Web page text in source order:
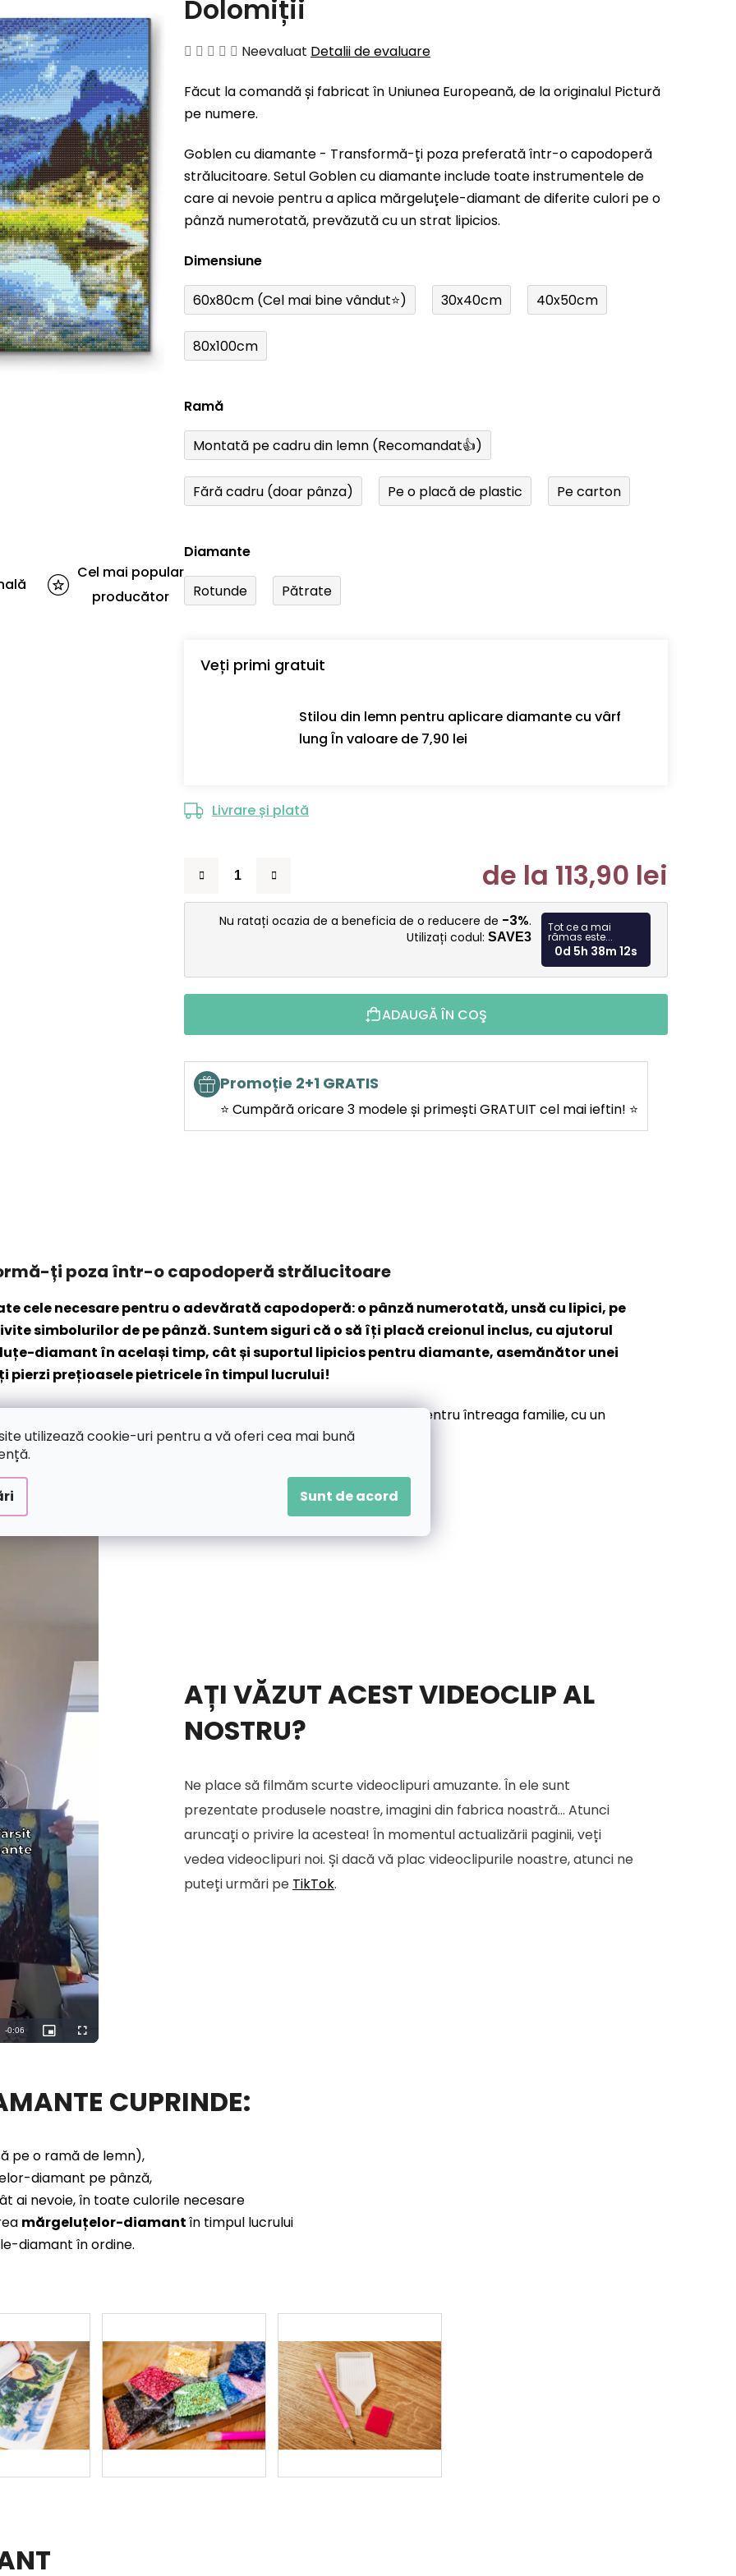
utilizează cookie-uri pentru a vă oferi cea mai bună
Sunt de acord
Dolomiții
Evaluarea
a
produsului
0,0
din
5
stele.
Neevaluat Detalii de evaluare
Făcut la comandă și fabricat în Uniunea Europeană, de la originalul Pictură
pe numere.
Goblen cu diamante - Transformă-ți poza preferată într-o capodoperă
strălucitoare. SetulGoblen cu diamante include toate instrumentele de
care ai nevoie pentru a aplica mărgeluțele-diamant de diferite culori pe o
pânză numerotată, prevăzută cu un strat lipicios.
Dimensiune
60x80cm (Cel mai bine vândut⭐) 30x40cm 40x50cm
80x100cm
Ramă
Montată pe cadru din lemn (Recomandat👍)
Fără cadru (doar pânza) Pe o placă de plastic Pe carton
Diamante
Rotunde Pătrate
Veți primi gratuit
Stilou din lemn pentru aplicare diamante cu vârf
lung În valoare de 7,90 lei
Livrare și plată
de la 113,90 lei
Evaluare
Nu ratați ocazia de a beneficia de o reducere de -3%.
Utilizați codul: SAVE3
Tot ce a mai
rămas este...
0d 5h 38m 10s
ADAUGĂ ÎN COŞ
Promoție 2+1 GRATIS
⭐ Cumpără oricare 3 modele și primești GRATUIT cel mai ieftin! ⭐
Cel mai popular
producător
ți poza într-o capodoperă strălucitoare
cele necesare pentru o adevărată capodoperă: o pânză numerotată, unsă cu lipici, pe
simbolurilor de pe pânză. Suntem siguri că o să îți placă creionul inclus, cu ajutorul
diamant în același timp, cât și suportul lipicios pentru diamante, asemănător unei
pierzi prețioasele pietricele în timpul lucrului!
nu. Este un cadou perfect, un hobby relaxant sau o activitate pentru întreaga familie, cu un
Remaining
-0:04
Picture-
in-
Fullscreen
AȚI VĂZUT ACEST VIDEOCLIP AL
NOSTRU?
Ne place să filmăm scurte videoclipuri amuzante. În ele sunt
prezentate produsele noastre, imagini din fabrica noastră... Atunci
aruncați o privire la acestea! În momentul actualizării paginii, veți
vedea videoclipuri noi. Și dacă vă plac videoclipurile noastre, atunci ne
puteți urmări pe TikTok.
CUPRINDE:
pe o ramă de lemn),
diamant pe pânză,
ai nevoie, în toate culorile necesare
mărgeluțelor-diamantîn timpul lucrului
diamant în ordine.